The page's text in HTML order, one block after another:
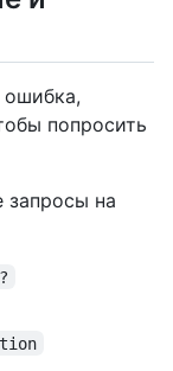
попросить
на